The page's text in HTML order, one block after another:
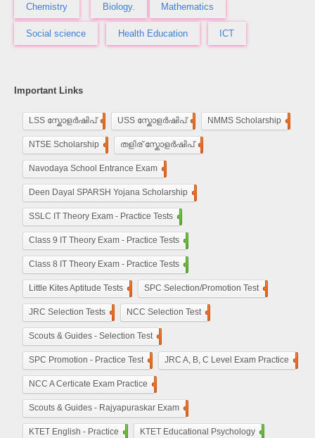
Chemistry Biology. Mathematics
Social science Health Education ICT
Important Links
LSS സ്കോളർഷിപ് 248USS സ്കോളർഷിപ് 100NMMS Scholarship
NTSE Scholarship 118തളിര് സ്കോളർഷിപ്
Navodaya School Entrance Exam
De​en Dayal SPARSH Yojana​ Scholarship
SSLC IT Theory Exam - Practice Tests
Class 9 IT Theory Exam - Practice Tests
Class 8 IT Theory Exam - Practice Tests
Little Kites Aptitude Tests SPC Selection/Promotion Test
JRC Selection Tests NCC Selection Test
Scouts & Guides - Selection Test
SPC Promotion - Practice Test JRC A, B, C Level Exam Practice
NCC A Certicate Exam Practice
Scouts & Guides - Rajyapuraskar Exam
KTET English - Practice 210KTET Educational Psychology